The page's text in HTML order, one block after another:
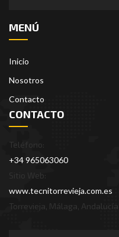
MENÚ
Inicio
Nosotros
Contacto
CONTACTO
Teléfono:
+34 965063060
Sitio Web:
www.tecnitorrevieja.com.es
Torrevieja, Málaga, Andalucía